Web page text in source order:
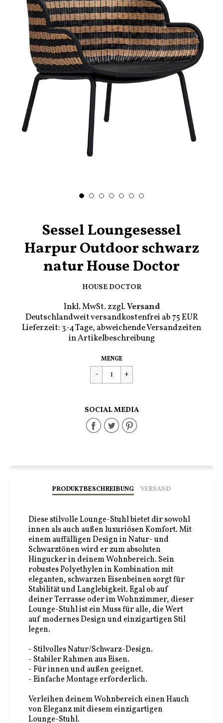
Sessel Loungesessel
Harpur Outdoor schwarz
natur House Doctor
HOUSE DOCTOR
Inkl. MwSt. zzgl.Versand
Deutschlandweit versandkostenfrei ab 75 EUR
Lieferzeit: 3-4 Tage, abweichende Versandzeiten
in Artikelbeschreibung
Regulärer
Preis
€679,00
MENGE
SOCIAL MEDIA
Share
Facebook
Share
Twitter
Share
Pinterest
PRODUKTBESCHREIBUNG VERSAND
Diese stilvolle Lounge-Stuhl bietet dir sowohl
innen als auch außen luxuriösen Komfort. Mit
einem auffälligen Design in Natur- und
Schwarztönen wird er zum absoluten
Hingucker in deinem Wohnbereich. Sein
robustes Polyethylen in Kombination mit
eleganten, schwarzen Eisenbeinen sorgt für
Stabilität und Langlebigkeit. Egal ob auf
deiner Terrasse oder im Wohnzimmer, dieser
Lounge-Stuhl ist ein Muss für alle, die Wert
auf modernes Design und einzigartigen Stil
legen.
- Stilvolles Natur/Schwarz-Design.
- Stabiler Rahmen aus Eisen.
- Für innen und außen geeignet.
- Einfache Montage erforderlich.
Verleihen deinem Wohnbereich einen Hauch
von Eleganz mit diesem einzigartigen
Lounge-Stuhl.